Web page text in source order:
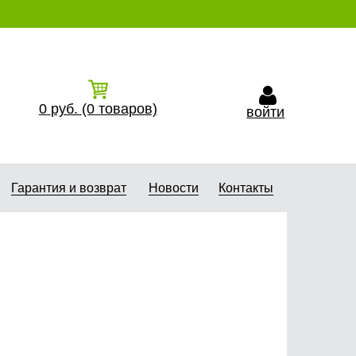
0 руб. (0 товаров) войти
Гарантия и возврат Новости Контакты